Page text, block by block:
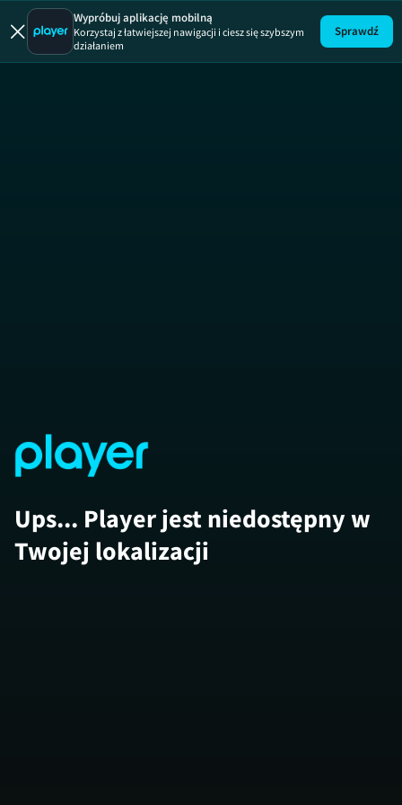
Wypróbuj aplikację mobilną
Korzystaj z łatwiejszej nawigacji i ciesz się szybszym
działaniem
Sprawdź
Ups... Player jest niedostępny w
Twojej lokalizacji